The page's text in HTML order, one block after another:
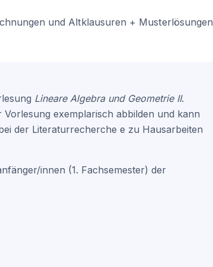
und Altklausuren + Musterlösungen
Lineare Algebra und Geometrie II.
exemplarisch abbilden und kann
der Literaturrecherche e zu Hausarbeiten
innen (1. Fachsemester) der